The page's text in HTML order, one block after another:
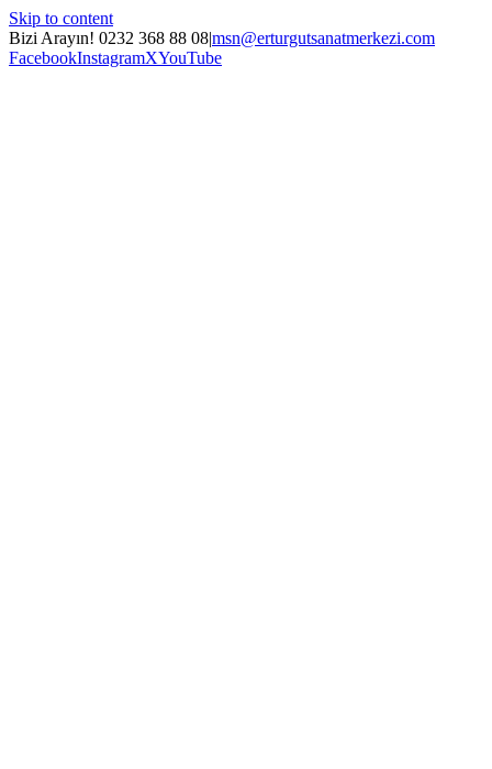
Skip to content
Bizi Arayın! 0232 368 88 08|msn@erturgutsanatmerkezi.com
FacebookInstagramXYouTube